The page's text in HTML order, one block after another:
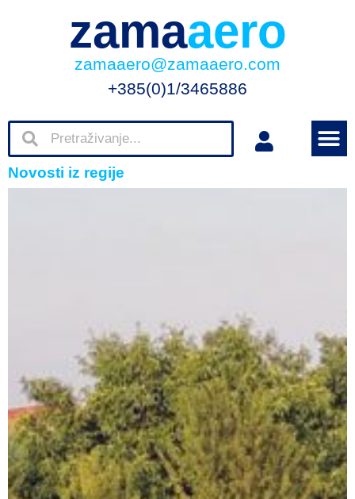
zamaaero
zamaaero@zamaaero.com
+385(0)1/3465886
Novosti iz regije